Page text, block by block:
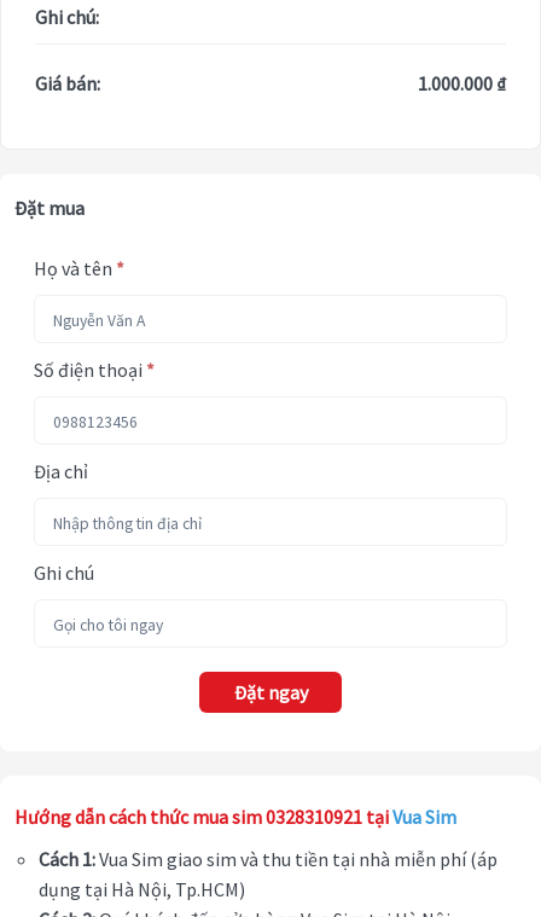
Ghi chú:
Giá bán: 1.000.000 ₫
Đặt mua
Họ và tên *
Số điện thoại *
Địa chỉ
Ghi chú
Đặt ngay
Hướng dẫn cách thức mua sim 0328310921 tạiVua Sim
Cách 1:Vua Sim giao sim và thu tiền tại nhà miễn phí (áp
dụng tại Hà Nội, Tp.HCM)